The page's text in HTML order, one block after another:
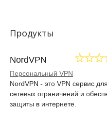
Продукты
NordVPN
Персональный VPN
NordVPN - это VPN сервис
сетевых ограничений и
защиты в интернете.